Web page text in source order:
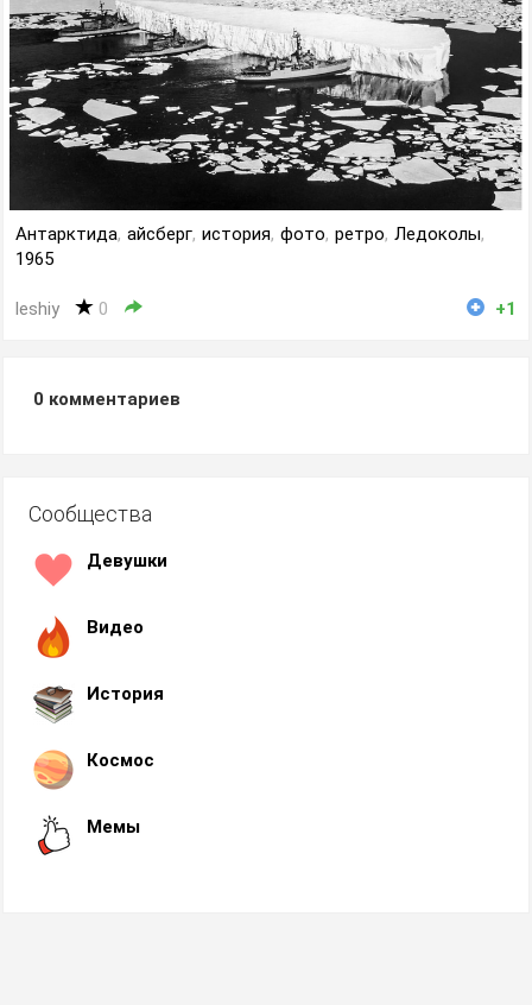
Антарктида, айсберг, история, фото, ретро, Ледоколы,
1965
leshiy 0 +1
0 комментариев
Сообщества
Девушки
Видео
История
Космос
Мемы